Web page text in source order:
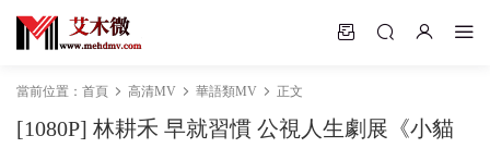
當前位置： 首頁 高清MV 華語類MV 正文
[1080P] 林耕禾 早就習慣 公視人生劇展《小貓